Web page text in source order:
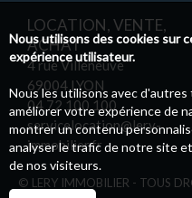
LOCATION, VENTE,
ACHAT
4 rue Villeneuve
69004 LYON
04 72 100 100
servicelocation@lery-
immobilier.fr
© LERY IMMOBILIER - TOUS
Nous utilisons des cookies sur
expérience utilisateur.
Nous les utilisons avec
améliorer votre expérience de
montrer un contenu
analyser le trafic de notre site
de nos visiteurs.